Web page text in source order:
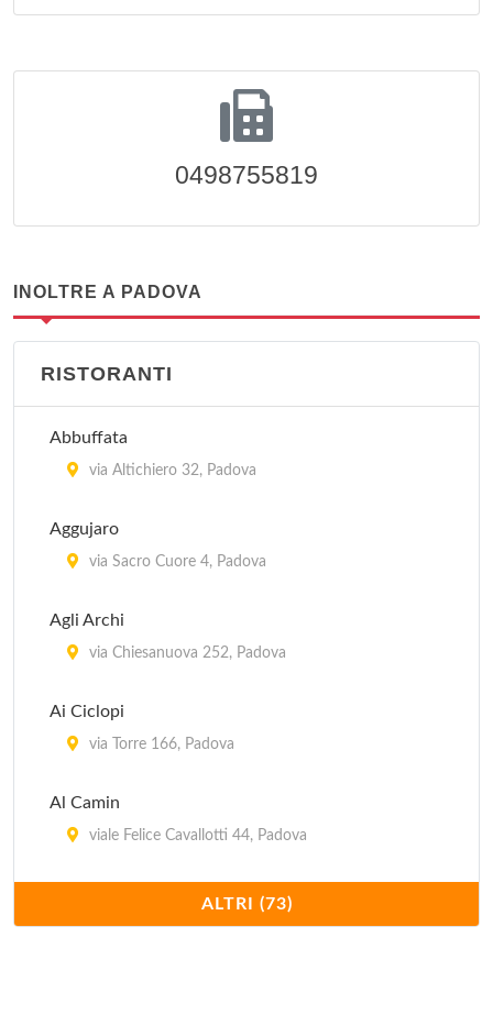
0498755819
INOLTRE A PADOVA
RISTORANTI
Abbuffata
via Altichiero 32, Padova
Aggujaro
via Sacro Cuore 4, Padova
Agli Archi
via Chiesanuova 252, Padova
Ai Ciclopi
via Torre 166, Padova
Al Camin
viale Felice Cavallotti 44, Padova
via Corsica 4, Padova
ALTRI (73)